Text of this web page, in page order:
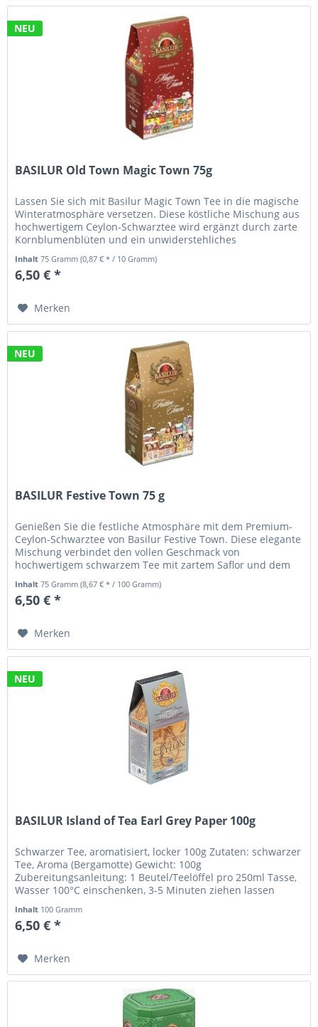
NEU
BASILUR Old Town Magic Town 75g
Lassen Sie sich mit Basilur Magic Town Tee in die magische
Winteratmosphäre versetzen. Diese köstliche Mischung aus
hochwertigem Ceylon-Schwarztee wird ergänzt durch zarte
Kornblumenblüten und ein unwiderstehliches
Inhalt75 Gramm(0,87 € * / 10 Gramm)
6,50 € *
Merken
NEU
BASILUR Festive Town 75 g
Genießen Sie die festliche Atmosphäre mit dem Premium-
Ceylon-Schwarztee von Basilur Festive Town. Diese elegante
Mischung verbindet den vollen Geschmack von
hochwertigem schwarzem Tee mit zartem Saflor und dem
Inhalt75 Gramm(8,67 € * / 100 Gramm)
6,50 € *
Merken
NEU
BASILUR Island of Tea Earl Grey Paper 100g
Schwarzer Tee, aromatisiert, locker 100g Zutaten: schwarzer
Tee, Aroma (Bergamotte) Gewicht: 100g
Zubereitungsanleitung: 1 Beutel/Teelöffel pro 250ml Tasse,
Wasser 100°C einschenken, 3-5 Minuten ziehen lassen
Inhalt 100 Gramm
6,50 € *
Merken